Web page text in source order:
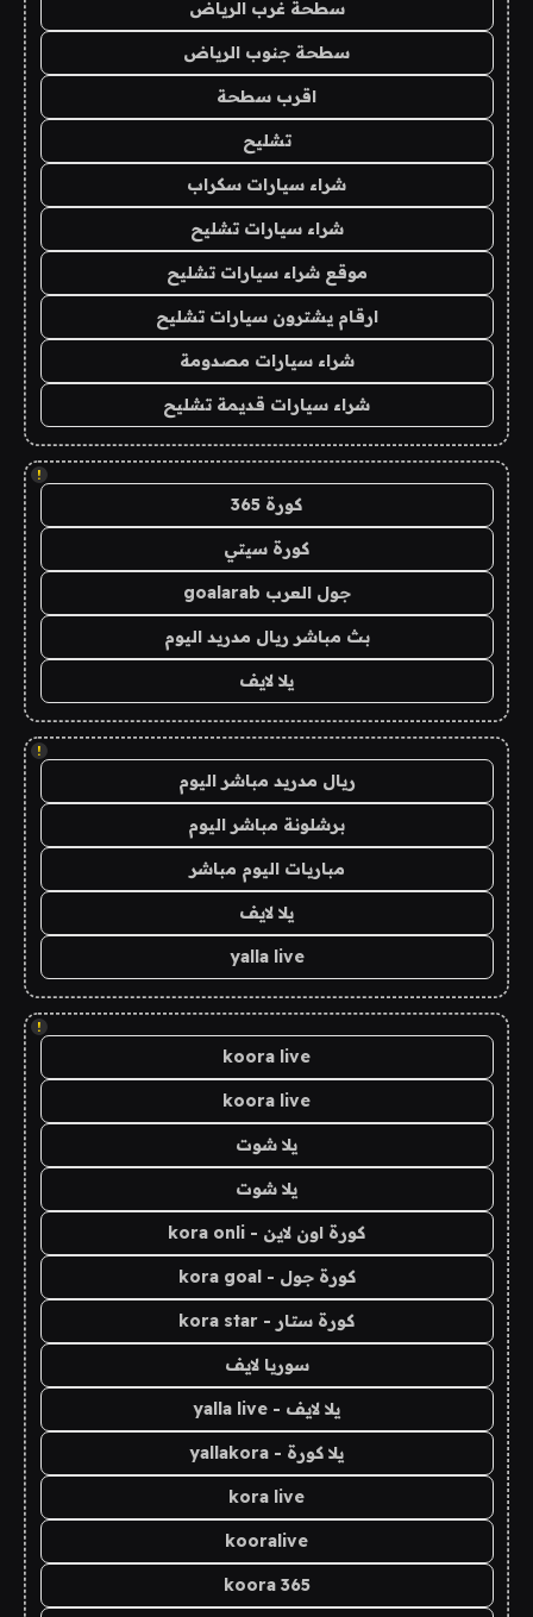
سطحة غرب الرياض
سطحة جنوب الرياض
اقرب سطحة
تشليح
شراء سيارات سكراب
شراء سيارات تشليح
موقع شراء سيارات تشليح
ارقام يشترون سيارات تشليح
شراء سيارات مصدومة
شراء سيارات قديمة تشليح
!
كورة 365
كورة سيتي
جول العرب goalarab
بث مباشر ريال مدريد اليوم
يلا لايف
!
ريال مدريد مباشر اليوم
برشلونة مباشر اليوم
مباريات اليوم مباشر
يلا لايف
yalla live
!
koora live
koora live
يلا شوت
يلا شوت
كورة اون لاين - kora onli
كورة جول - kora goal
كورة ستار - kora star
سوريا لايف
يلا لايف - yalla live
يلا كورة - yallakora
kora live
kooralive
koora 365